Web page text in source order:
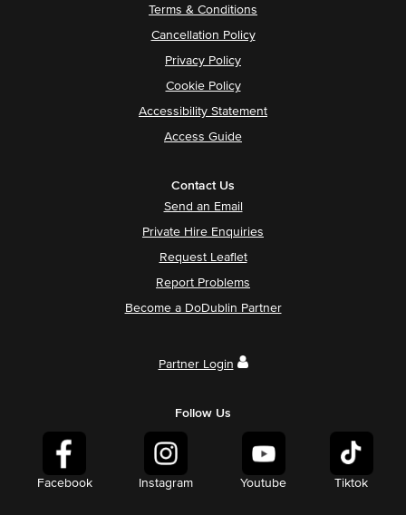
Terms & Conditions
Cancellation Policy
Privacy Policy
Cookie Policy
Accessibility Statement
Access Guide
Contact Us
Send an Email
Private Hire Enquiries
Request Leaflet
Report Problems
Become a DoDublin Partner
Partner Login
Follow Us
Facebook Instagram Youtube Tiktok